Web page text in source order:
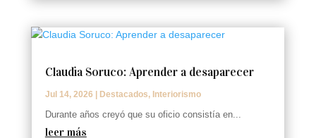
Claudia Soruco: Aprender a desaparecer
Jul 14, 2026 | Destacados, Interiorismo
Durante años creyó que su oficio consistía en...
leer más